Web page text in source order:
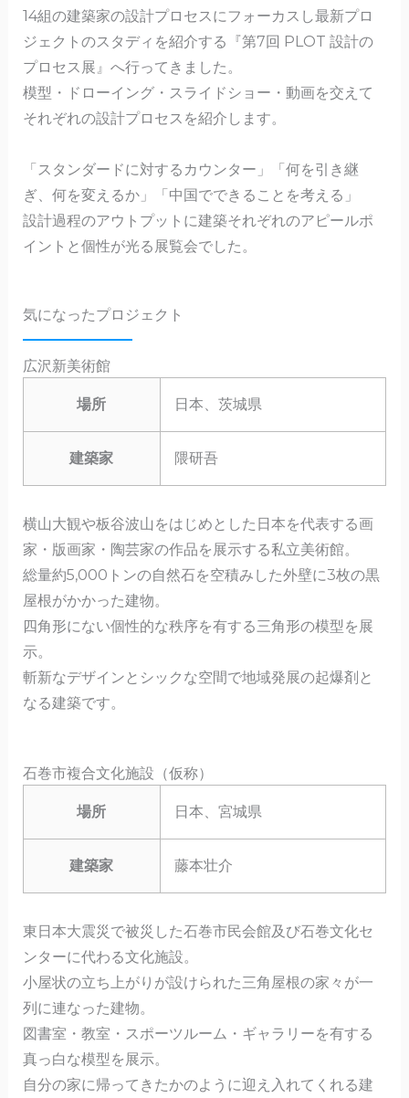
14組の建築家の設計プロセスにフォーカスし最新プロ
ジェクトのスタディを紹介する『第7回 PLOT 設計の
プロセス展』へ行ってきました。
模型・ドローイング・スライドショー・動画を交えて
それぞれの設計プロセスを紹介します。
「スタンダードに対するカウンター」「何を引き継
ぎ、何を変えるか」「中国でできることを考える」
設計過程のアウトプットに建築それぞれのアピールポ
イントと個性が光る展覧会でした。
気になったプロジェクト
広沢新美術館
場所 日本、茨城県
建築家 隈研吾
横山大観や板谷波山をはじめとした日本を代表する画
家・版画家・陶芸家の作品を展示する私立美術館。
総量約5,000トンの自然石を空積みした外壁に3枚の黒
屋根がかかった建物。
四角形にない個性的な秩序を有する三角形の模型を展
示。
斬新なデザインとシックな空間で地域発展の起爆剤と
なる建築です。
石巻市複合文化施設（仮称）
場所 日本、宮城県
建築家 藤本壮介
東日本大震災で被災した石巻市民会館及び石巻文化セ
ンターに代わる文化施設。
小屋状の立ち上がりが設けられた三角屋根の家々が一
列に連なった建物。
図書室・教室・スポーツルーム・ギャラリーを有する
真っ白な模型を展示。
自分の家に帰ってきたかのように迎え入れてくれる建